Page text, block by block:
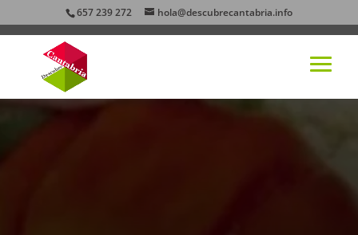
657 239 272 hola@descubrecantabria.info